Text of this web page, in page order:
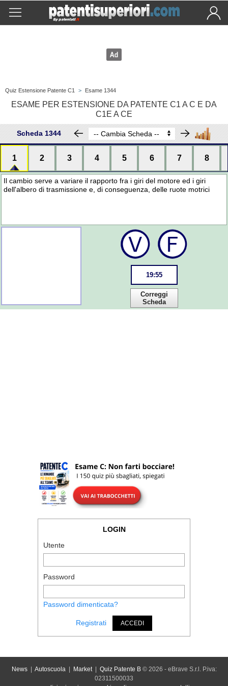
Quiz Estensione Patente C1 > Esame 1344
ESAME PER ESTENSIONE DA PATENTE C1 A C E DA
C1E A CE
Scheda 1344
1 2 3 4 5 6 7 8
Il cambio serve a variare il rapporto fra i giri del motore ed i giri
dell'albero di trasmissione e, di conseguenza, delle ruote motrici
19:55
Correggi
Scheda
LOGIN
Utente
Password
Password dimenticata?
Registrati ACCEDI
News| Autoscuola| Market| Quiz Patente B© 2026 - eBrave S.r.l. P.iva:
02311500033